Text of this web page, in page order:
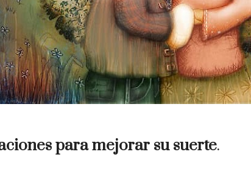
para mejorar su suerte.